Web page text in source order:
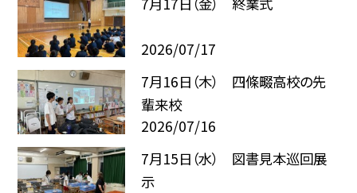
2026/07/17
7月16日（木） 四條畷高校の先
輩来校
2026/07/16
7月15日（水） 図書見本巡回展
示